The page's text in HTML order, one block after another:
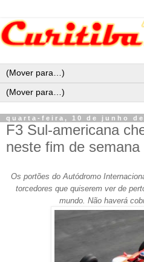
quarta-feira, 10 de junho de
F3 Sul-americana
neste fim de semana
Os portões do Autódromo
torcedores que quiserem ver de
mundo. Não haverá